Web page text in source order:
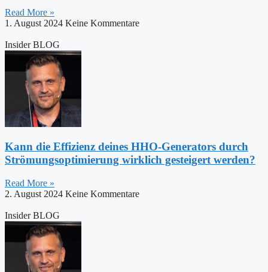
Read More »
1. August 2024 Keine Kommentare
Insider BLOG
Kann die Effizienz deines HHO-Generators durch
Strömungsoptimierung wirklich gesteigert werden?
Read More »
2. August 2024 Keine Kommentare
Insider BLOG